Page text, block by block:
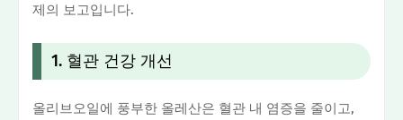
제의 보고입니다.
1. 혈관 건강 개선
올리브오일에 풍부한 올레산은 혈관 내 염증을 줄이고,